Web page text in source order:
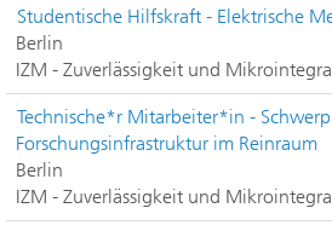
Studentische Hilfskraft - Elektrische
Berlin
IZM - Zuverlässigkeit und
Technische*r Mitarbeiter*in -
Forschungsinfrastruktur im Reinraum
Berlin
IZM - Zuverlässigkeit und